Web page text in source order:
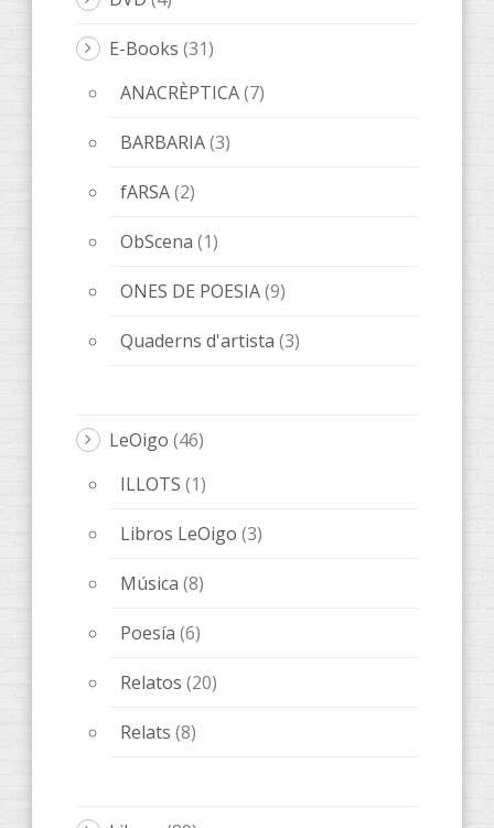
E-Books (31)
ANACRÈPTICA(7)
BARBARIA(3)
fARSA(2)
ObScena (1)
ONES DE POESIA(9)
Quaderns d'artista (3)
LeOigo (46)
ILLOTS (1)
Libros LeOigo (3)
Música (8)
Poesía (6)
Relatos (20)
Relats (8)